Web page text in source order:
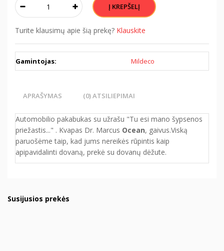
Turite klausimų apie šią prekę? Klauskite
Gamintojas: Mildeco
APRAŠYMAS (0) ATSILIEPIMAI
Automobilio pakabukas su užrašu "Tu esi mano šypsenos
priežastis..." . Kvapas Dr. Marcus Ocean, gaivus.Viską
paruošėme taip, kad jums nereikės rūpintis kaip
apipavidalinti dovaną, prekė su dovanų dėžute.
Susijusios prekės